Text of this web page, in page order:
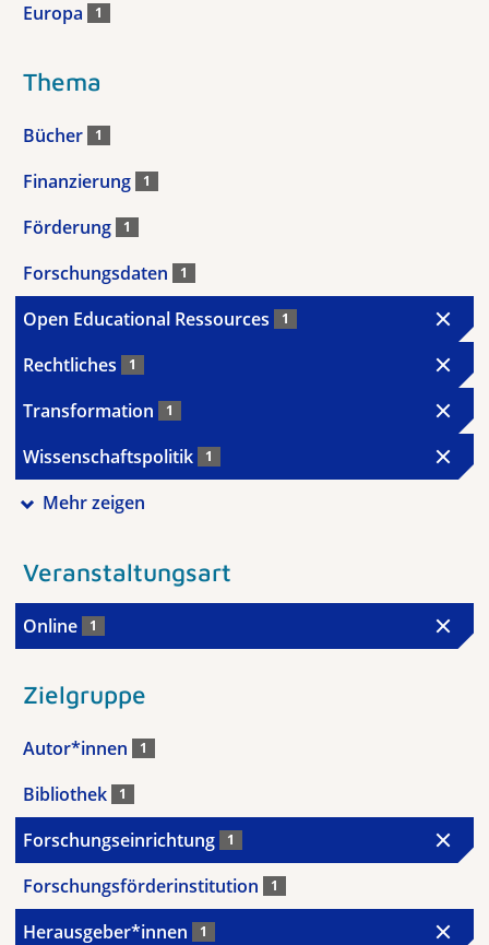
Europa 1
Thema
Bücher 1
Finanzierung 1
Förderung 1
Forschungsdaten 1
Open Educational Ressources 1
Rechtliches 1
Transformation 1
Wissenschaftspolitik 1
Mehr zeigen
Veranstaltungsart
Online 1
Zielgruppe
Autor*innen 1
Bibliothek 1
Forschungseinrichtung 1
Forschungsförderinstitution 1
Herausgeber*innen 1